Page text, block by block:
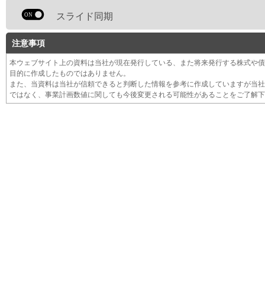
スライド同期
注意事項
本ウェブサイト上の資料は当社が現在発行している、また将来発行する株式や
目的に作成したものではありません。
また、当資料は当社が信頼できると判断した情報を参考に作成していますが当
ではなく、事業計画数値に関しても今後変更される可能性があることをご了解